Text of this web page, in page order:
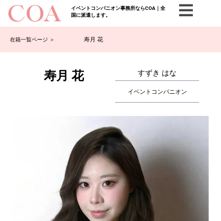
イベントコンパニオン事務所ならCOA｜全
国に派遣します。
在籍一覧ページ ＞ 寿月 花
寿月 花 すずき はな
イベントコンパニオン